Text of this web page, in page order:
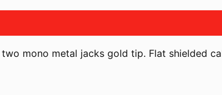
mono metal jacks gold tip. Flat shielded